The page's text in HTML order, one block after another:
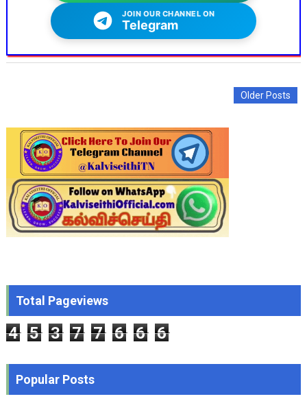
JOIN OUR CHANNEL ON
Telegram
Older Posts
Total Pageviews
4 5 3 7 7 6 6 6
Popular Posts